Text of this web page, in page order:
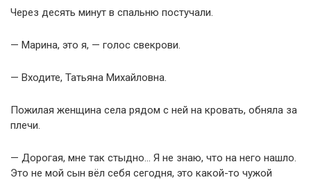
Через десять минут в спальню постучали.
— Марина, это я, — голос свекрови.
— Входите, Татьяна Михайловна.
Пожилая женщина села рядом с ней на кровать, обняла за
плечи.
— Дорогая, мне так стыдно… Я не знаю, что на него нашло.
Это не мой сын вёл себя сегодня, это какой-то чужой